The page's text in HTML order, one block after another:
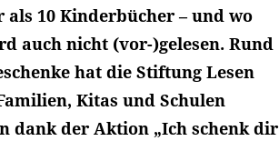
10 Kinderbücher – und wo
auch nicht (vor-)gelesen. Rund
hat die Stiftung Lesen
Kitas und Schulen
dank der Aktion „Ich schenk dir